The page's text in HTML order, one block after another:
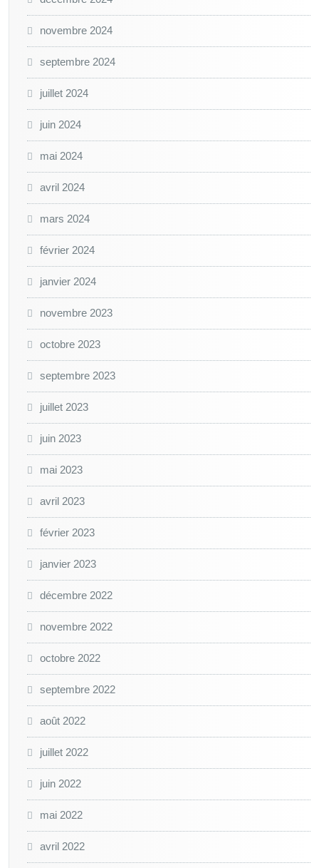
novembre 2024
septembre 2024
juillet 2024
juin 2024
mai 2024
avril 2024
mars 2024
février 2024
janvier 2024
novembre 2023
octobre 2023
septembre 2023
juillet 2023
juin 2023
mai 2023
avril 2023
février 2023
janvier 2023
décembre 2022
novembre 2022
octobre 2022
septembre 2022
août 2022
juillet 2022
juin 2022
mai 2022
avril 2022